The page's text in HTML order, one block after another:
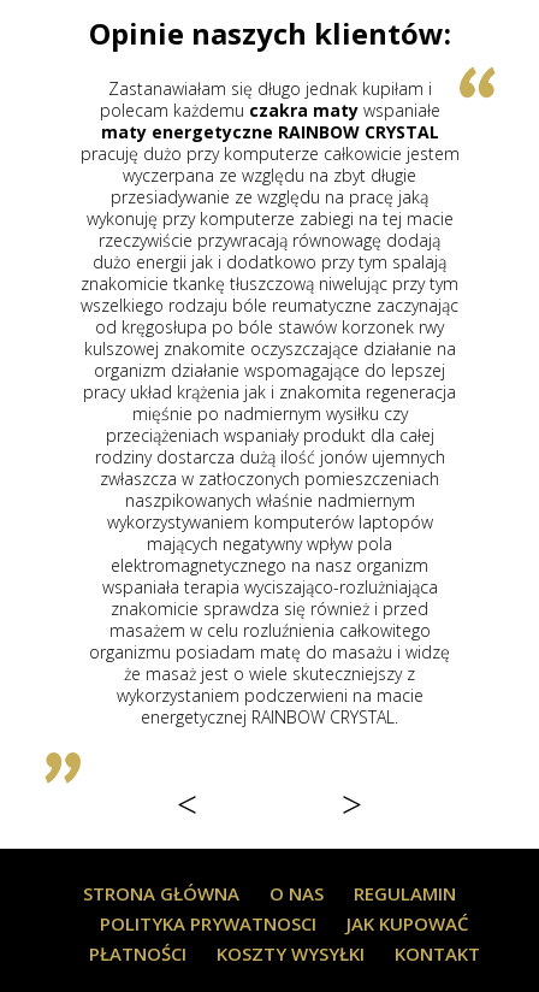
Opinie naszych klientów:
długo jednak kupiłam i
czakra matywspaniałe
RAINBOW CRYSTAL
całkowicie jestem
na zbyt długie
względu na pracę jaką
zabiegi na tej macie
równowagę dodają
przy tym spalają
niwelując przy tym
reumatyczne zaczynając
stawów korzonek rwy
działanie na
do lepszej
i znakomita regeneracja
wysiłku czy
produkt dla całej
ilość jonów ujemnych
pomieszczeniach
nadmiernym
komputerów laptopów
na nasz organizm
rozlużniająca
się również i przed
całkowitego
matę do masażu i widzę
skuteczniejszy z
na macie
CRYSTAL.
Zastanawiałem się nad
ceramiki turmalinowej
z ceramiki turmalinu
uczęszczałem z żoną na
droższy a jeżeli w tym sklepie
więcej w placówkach tych
maty są najlepsze a cała
okazało się to całkowitą
zabiegach w których
matę wynosiła prawie 6500
mata miała mniej kamieni
szerokości i krótsza
zaufać Panu sprzedawcy który
tak mam prawo do 14 dni
sprawdzając działanie
ceramiki turmalinu
tak jak mówiła pani tam gdzie
zabiegi nie dorównują matą
okazało się że uzyskuję się te
korzystne dla zdrowia ze
turmalinu działania
organizm jonów ujemnych jak
magnetycznego co więcej
wykończone zamszem
nowoczesny wygląd jak i
nowoczesne zgrabne
czasu trwania terapii jak i
mają bardzo dobrze
kamienie w kształcie
barwach od czarnego po
< >
STRONA GŁÓWNA O NAS
REGULAMIN
POLITYKA PRYWATNOSCI
JAK KUPOWAĆ
PŁATNOŚCI
KOSZTY WYSYŁKI KONTAKT